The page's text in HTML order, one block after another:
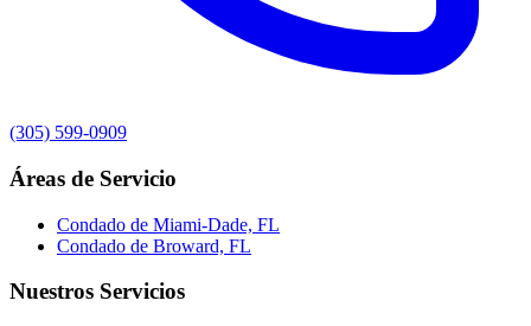
(305) 599-0909
Áreas de Servicio
Condado de Miami-Dade, FL
Condado de Broward, FL
Nuestros Servicios